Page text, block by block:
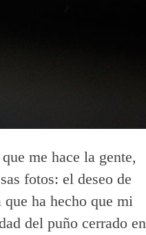
me hace la gente,
fotos: el deseo de
ha hecho que mi
del puño cerrado en